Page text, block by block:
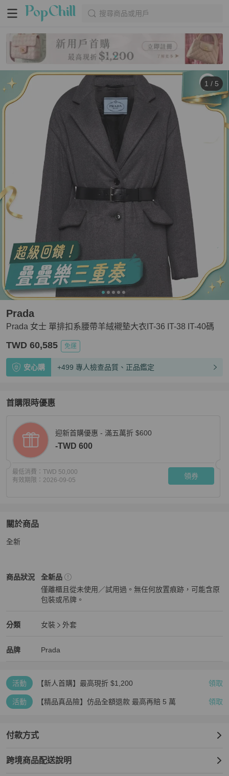
搜尋商品或用戶
1 / 5
Prada 女士 單排扣系腰帶羊絨襯墊大衣IT-36 IT-38 IT-40碼
Prada
TWD 60,585 免運
安心購 +499 專人檢查品質、正品鑑定
首購限時優惠
迎新首購優惠 - 滿五萬折 $600
-TWD 600
最低消費： TWD 50,000
有效期限： 2026-09-05 領券
關於商品
關於
全新
商品狀況
Prada女裝 商品狀態與細節
全新品
僅離櫃且從未使用／試用過。無任何放置痕跡，可能含原
包裝或吊牌。
分類
Prada 分類資訊
女裝
外套
品牌
Prada 女裝品牌介紹
Prada
Prada 推薦清單
活動 【新人首購】最高現折 $1,200 領取
活動 【精品真品險】仿品全額退款 最高再賠 5 萬 領取
付款方式
跨境商品配送說明